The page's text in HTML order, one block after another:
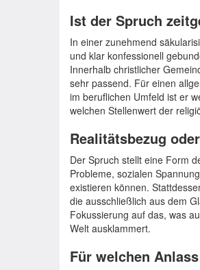
Ist der Spruch
In einer zunehmend
und klar konfessionell
Innerhalb christlicher
sehr passend. Für einen
im beruflichen Umfeld ist er
welchen Stellenwert der
Realitätsbezug
Der Spruch stellt eine Form
Probleme, sozialen
existieren können.
die ausschließlich aus dem
Fokussierung auf das, was
Welt ausklammert.
Für welchen